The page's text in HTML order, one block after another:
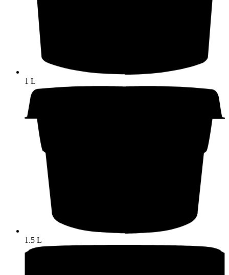
1 L
1.5 L